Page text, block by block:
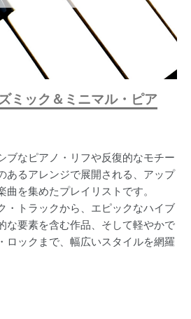
ミック＆ミニマル・ピア
ブなピアノ・リフや反復的なモチー
あるアレンジで展開される、アップ
を集めたプレイリストです。
・トラックから、エピックなハイブ
な要素を含む作品、そして軽やかで
ロックまで、幅広いスタイルを網羅